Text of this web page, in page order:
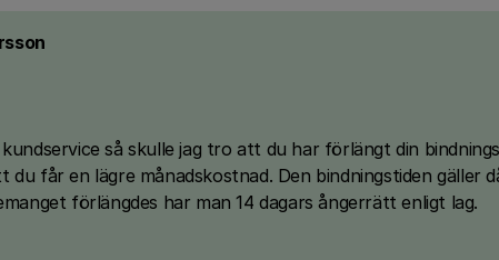
så skulle jag tro att du har förlängt din
du får en lägre månadskostnad. Den bindningstiden gäller
förlängdes har man 14 dagars ångerrätt enligt lag.